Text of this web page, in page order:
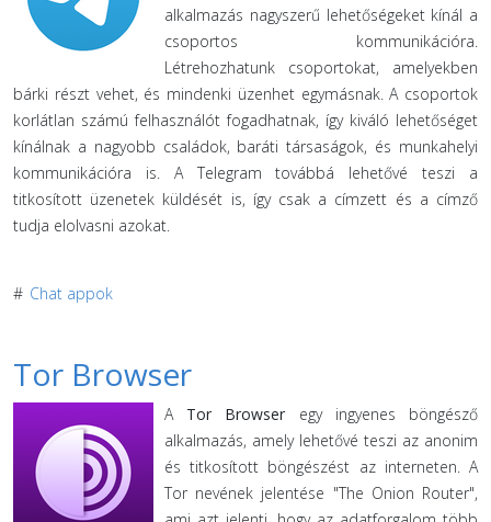
alkalmazás nagyszerű lehetőségeket kínál a
csoportos kommunikációra.
Létrehozhatunk csoportokat, amelyekben
bárki részt vehet, és mindenki üzenhet egymásnak. A csoportok
korlátlan számú felhasználót fogadhatnak, így kiváló lehetőséget
kínálnak a nagyobb családok, baráti társaságok, és munkahelyi
kommunikációra is. A Telegram továbbá lehetővé teszi a
titkosított üzenetek küldését is, így csak a címzett és a címző
tudja elolvasni azokat.
# Chat appok
Tor Browser
A Tor Browser egy ingyenes böngésző
alkalmazás, amely lehetővé teszi az anonim
és titkosított böngészést az interneten. A
Tor nevének jelentése "The Onion Router",